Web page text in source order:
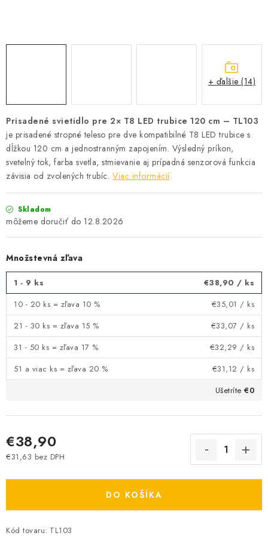
Reklamácie a formulár na odstúpenie od zmluvy
Obchodné podmienky
Podmienky ochrany osobných údajov
O nás - MEGALED & JANTON Zákamenné
Zľavy pre profíkov
Hodnotenie obchodu
Prisadené svietidlo pre 2× T8 LED trubice 120 cm – TL103
je prisadené stropné teleso pre dve kompatibilné T8 LED trubice s
dĺžkou 120 cm a jednostranným zapojením. Výsledný príkon,
svetelný tok, farba svetla, stmievanie aj prípadná senzorová funkcia
závisia od zvolených trubíc. Viac informácií
Skladom
12.8.2026
Množstevná zľava
1 - 9 ks €38,90 / ks
10 - 20 ks = zľava 10 %
€35,01 / ks
21 - 30 ks = zľava 15 %
€33,07 / ks
31 - 50 ks = zľava 17 %
€32,29 / ks
51 a viac ks = zľava 20 %
€31,12 / ks
Ušetríte €0
€38,90
€31,63 bez DPH
DO KOŠÍKA
Kód tovaru: TL103
+ ďalšie (14)